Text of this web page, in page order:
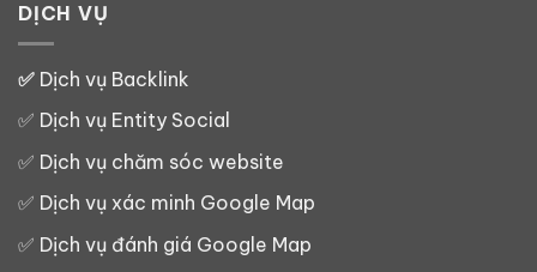
DỊCH VỤ
✅ Dịch vụ Backlink
✅ Dịch vụ Entity Social
✅ Dịch vụ chăm sóc website
✅ Dịch vụ xác minh Google Map
✅ Dịch vụ đánh giá Google Map